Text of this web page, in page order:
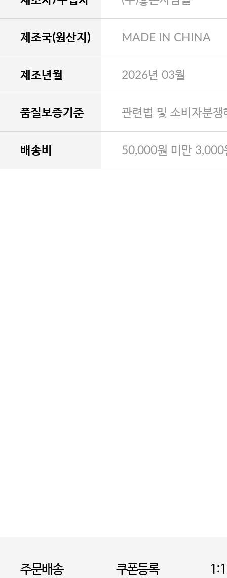
제조국(원산지) MADE IN CHINA
제조년월 2026년 03월
품질보증기준 관련법 및 소비자분
배송비 50,000원 미만 3,000
주문배송 쿠폰등록